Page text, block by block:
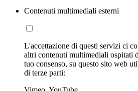
Contenuti multimediali esterni
L'accettazione di questi servizi ci
altri contenuti multimediali ospitati
tuo consenso, su questo sito web
di terze parti: